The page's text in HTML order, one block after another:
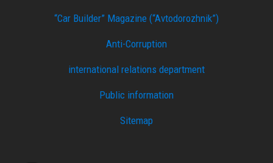
“Car Builder” Magazine (“Avtodorozhnik”)
Anti-Corruption
international relations department
Public information
Sitemap